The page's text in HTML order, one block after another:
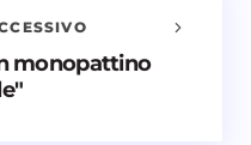
monopattino